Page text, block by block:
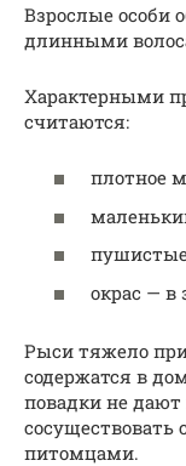
Взрослые особи
длинными
Характерными
считаются:
плотное
окрас — в
Рыси тяжело
содержатся в
повадки не
питомцами.